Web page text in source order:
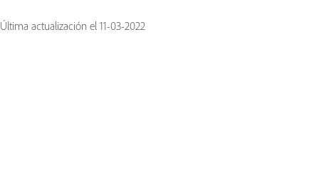
Última actualización el 11-03-2022